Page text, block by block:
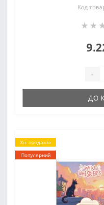
Код
-
ДО
Хіт продажів
Популярний